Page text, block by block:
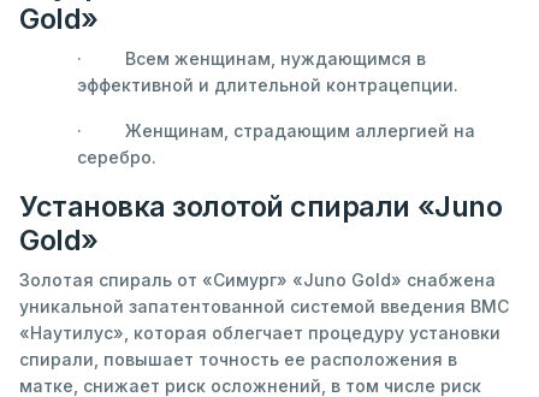
Gold»
· Всем женщинам, нуждающимся в
эффективной и длительной контрацепции.
· Женщинам, страдающим аллергией на
серебро.
Установка золотой спирали «Juno
Gold»
Золотая спираль от «Симург» «Juno Gold» снабжена
уникальной запатентованной системой введения ВМС
«Наутилус», которая облегчает процедуру установки
спирали, повышает точность ее расположения в
матке, снижает риск осложнений, в том числе риск